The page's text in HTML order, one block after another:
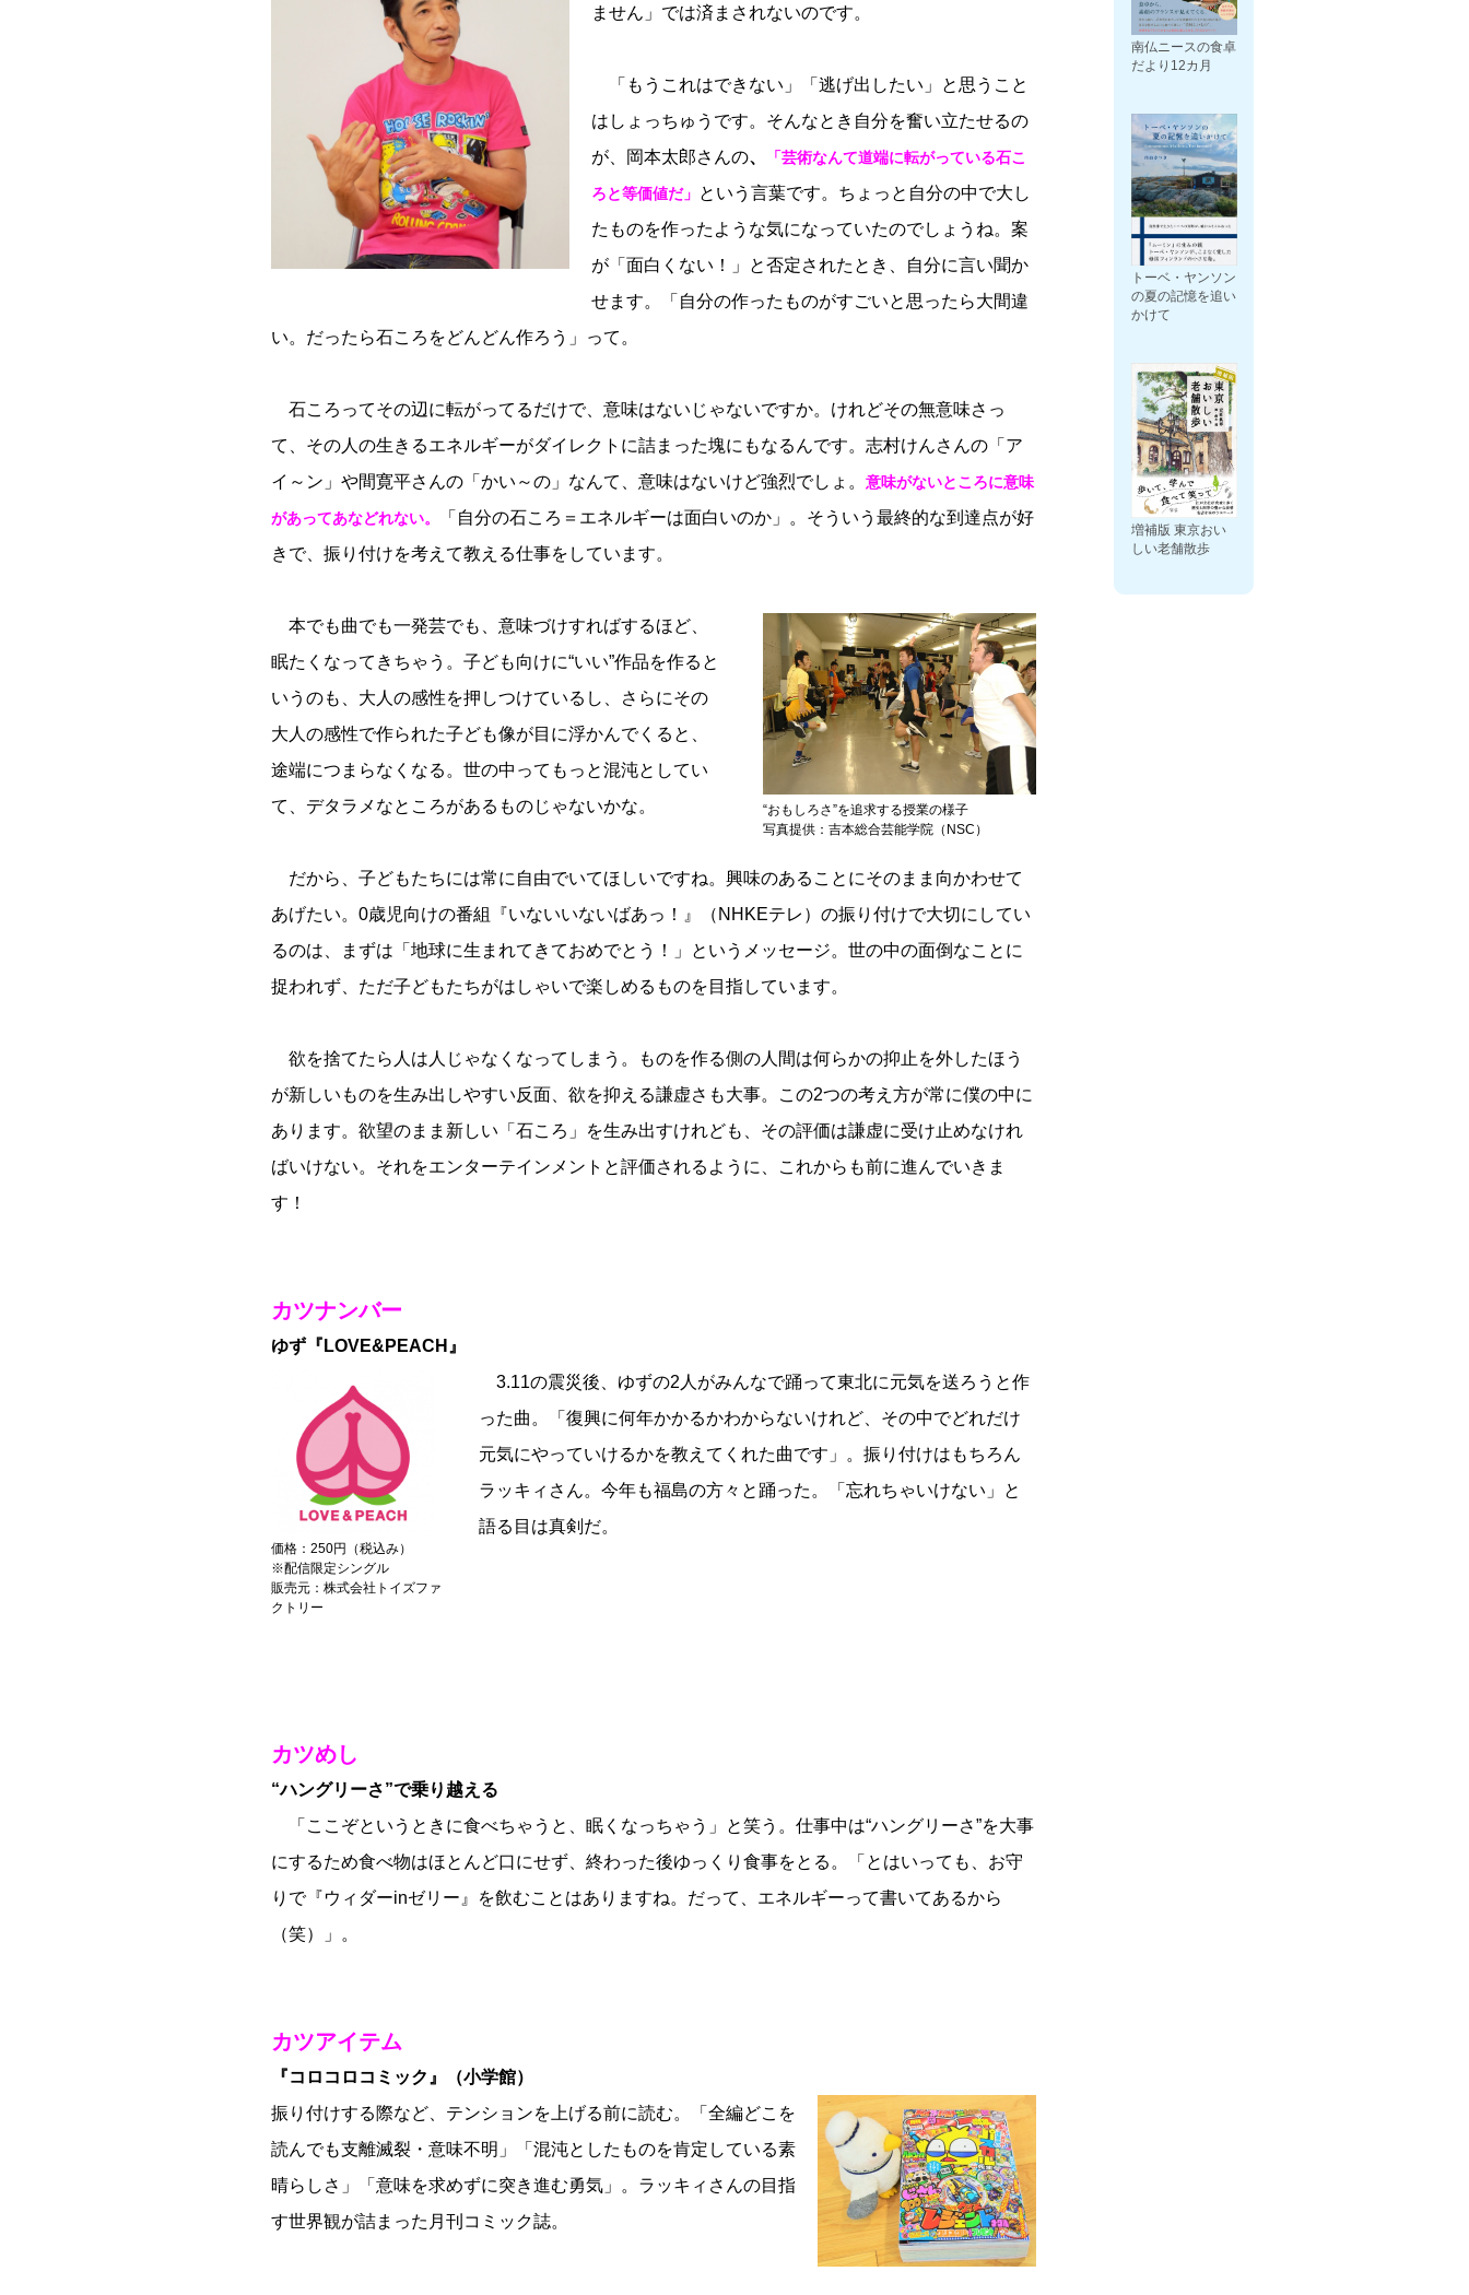
ません」では済まされないのです。
「もうこれはできない」「逃げ出したい」と思うこと
はしょっちゅうです。そんなとき自分を奮い立たせるの
が、岡本太郎さんの、 「芸術なんて道端に転がっている石こ
ろと等価値だ」 という言葉です。ちょっと自分の中で大し
たものを作ったような気になっていたのでしょうね。案
が「面白くない！」と否定されたとき、自分に言い聞か
せます。「自分の作ったものがすごいと思ったら大間違
い。だったら石ころをどんどん作ろう」って。
石ころってその辺に転がってるだけで、意味はないじゃないですか。けれどその無意味さっ
て、その人の生きるエネルギーがダイレクトに詰まった塊にもなるんです。志村けんさんの「ア
イ～ン」や間寛平さんの「かい～の」なんて、意味はないけど強烈でしょ。 意味がないところに意味
があってあなどれない。
「自分の石ころ＝エネルギーは面白いのか」。そういう最終的な到達点が好
きで、振り付けを考えて教える仕事をしています。
“おもしろさ”を追求する授業の様子
写真提供：吉本総合芸能学院（NSC）
本でも曲でも一発芸でも、意味づけすればするほど、
眠たくなってきちゃう。子ども向けに“いい”作品を作ると
いうのも、大人の感性を押しつけているし、さらにその
大人の感性で作られた子ども像が目に浮かんでくると、
途端につまらなくなる。世の中ってもっと混沌としてい
て、デタラメなところがあるものじゃないかな。
だから、子どもたちには常に自由でいてほしいですね。興味のあることにそのまま向かわせて
あげたい。0歳児向けの番組『いないいないばあっ！』（NHKEテレ）の振り付けで大切にしてい
るのは、まずは「地球に生まれてきておめでとう！」というメッセージ。世の中の面倒なことに
捉われず、ただ子どもたちがはしゃいで楽しめるものを目指しています。
欲を捨てたら人は人じゃなくなってしまう。ものを作る側の人間は何らかの抑止を外したほう
が新しいものを生み出しやすい反面、欲を抑える謙虚さも大事。この2つの考え方が常に僕の中に
あります。欲望のまま新しい「石ころ」を生み出すけれども、その評価は謙虚に受け止めなけれ
ばいけない。それをエンターテインメントと評価されるように、これからも前に進んでいきま
す！
カツナンバー
ゆず『LOVE&PEACH』
価格：250円（税込み）
※配信限定シングル
販売元：株式会社トイズファ
クトリー
3.11の震災後、ゆずの2人がみんなで踊って東北に元気を送ろうと作
った曲。「復興に何年かかるかわからないけれど、その中でどれだけ
元気にやっていけるかを教えてくれた曲です」。振り付けはもちろん
ラッキィさん。今年も福島の方々と踊った。「忘れちゃいけない」と
語る目は真剣だ。
カツめし
“ハングリーさ”で乗り越える
「ここぞというときに食べちゃうと、眠くなっちゃう」と笑う。仕事中は“ハングリーさ”を大事
にするため食べ物はほとんど口にせず、終わった後ゆっくり食事をとる。「とはいっても、お守
りで『ウィダーinゼリー』を飲むことはありますね。だって、エネルギーって書いてあるから
（笑）」。
カツアイテム
『コロコロコミック』（小学館）
振り付けする際など、テンションを上げる前に読む。「全編どこを
読んでも支離滅裂・意味不明」「混沌としたものを肯定している素
晴らしさ」「意味を求めずに突き進む勇気」。ラッキィさんの目指
す世界観が詰まった月刊コミック誌。
南仏ニースの食卓
だより12カ月
トーベ・ヤンソン
の夏の記憶を追い
かけて
増補版 東京おい
しい老舗散歩